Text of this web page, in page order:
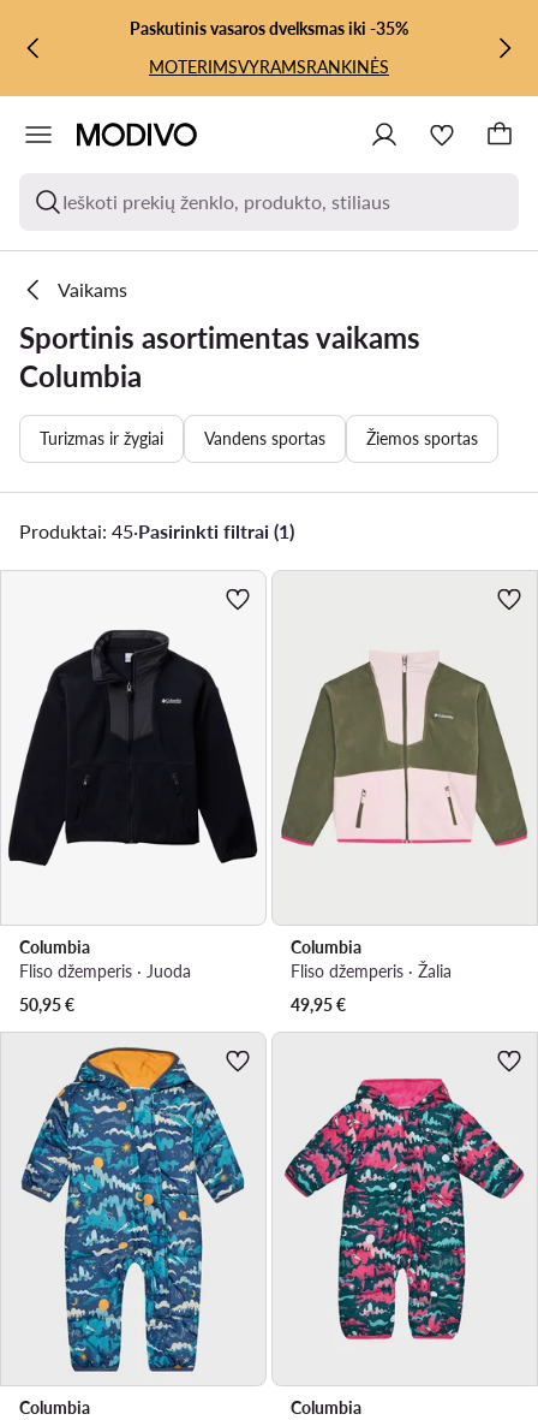
PEREITI PRIE PAGRINDINIO TURINIO
PEREITI Į PAIEŠKĄPaskutinis vasaros dvelksmas iki -35%
MOTERIMSVYRAMSRANKINĖS
Ieškoti prekių ženklo, produkto, stiliaus
Vaikams
Sportinis asortimentas vaikams
Columbia
Turizmas ir žygiai Vandens sportas Žiemos sportas
Produktai: 45·Pasirinkti filtrai (1)
Columbia
Fliso džemperis · Juoda
50,95€
Columbia
Fliso džemperis · Žalia
49,95€
Columbia
Columbia